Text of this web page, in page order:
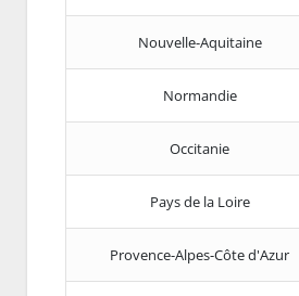
Nouvelle-Aquitaine
Normandie
Occitanie
Pays de la Loire
Provence-Alpes-Côte d'Azur